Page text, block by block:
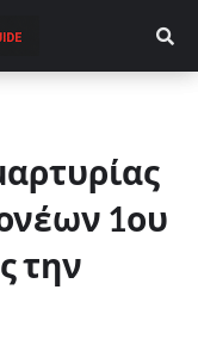
1ου
την